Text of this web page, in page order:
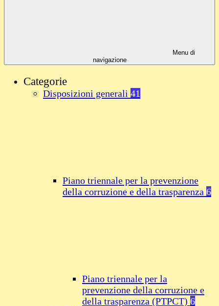
Menu di
navigazione
Categorie
Disposizioni generali 41
Piano triennale per la prevenzione
della corruzione e della trasparenza 6
Piano triennale per la
prevenzione della corruzione e
della trasparenza (PTPCT) 6